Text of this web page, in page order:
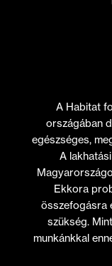
A Habitat
országában
egészséges,
A
Ekkora
összefogásra
szükség.
munkánkkal